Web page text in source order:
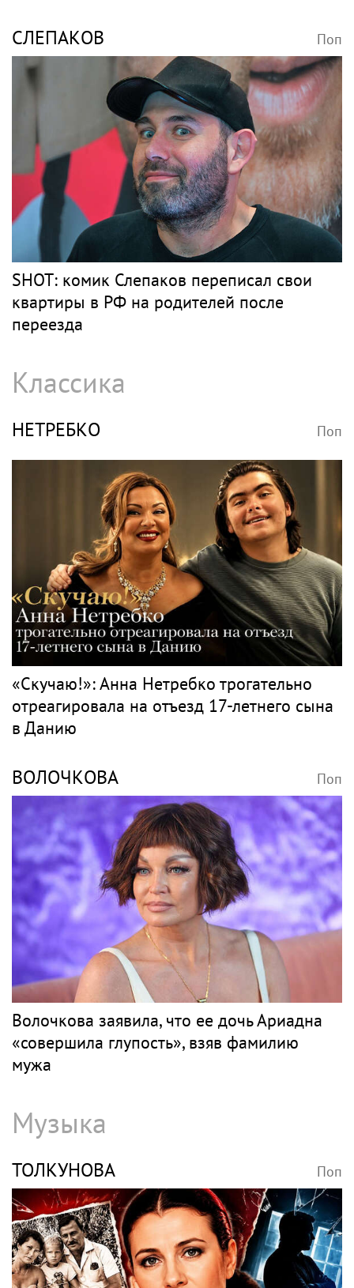
СЛЕПАКОВ Поп
SHOT: комик Слепаков переписал свои
квартиры в РФ на родителей после
переезда
Классика
НЕТРЕБКО Поп
«Скучаю!»: Анна Нетребко трогательно
отреагировала на отъезд 17-летнего сына
в Данию
ВОЛОЧКОВА Поп
Волочкова заявила, что ее дочь Ариадна
«совершила глупость», взяв фамилию
мужа
Музыка
ТОЛКУНОВА Поп